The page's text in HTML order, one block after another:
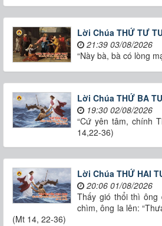
Lời Chúa THỨ TƯ
21:39 03/08/2026
“Này bà, bà có lòng
Lời Chúa THỨ BA
19:30 02/08/2026
“Cứ yên tâm, chính
14,22-36)
Lời Chúa THỨ HAI
20:06 01/08/2026
Thấy gió thổi thì ông
chìm, ông la lên:
(Mt 14, 22-36)